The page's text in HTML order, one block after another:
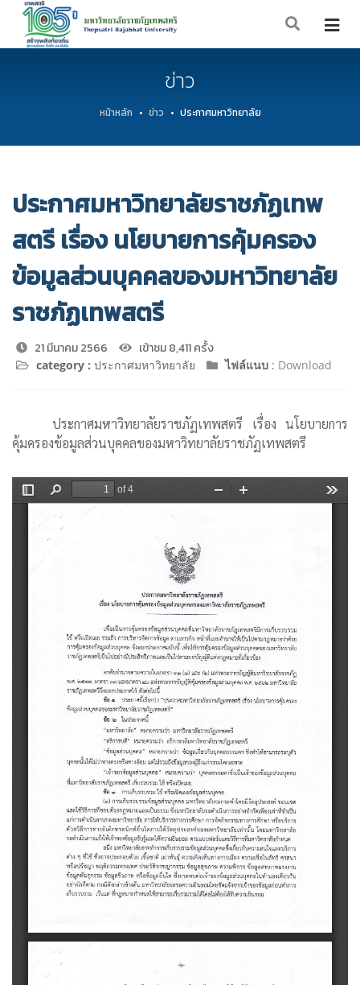
ข่าว
หน้าหลัก ข่าว ประกาศมหาวิทยาลัย
ประกาศมหาวิทยาลัยราชภัฏเทพ
สตรี เรื่อง นโยบายการคุ้มครอง
ข้อมูลส่วนบุคคลของมหาวิทยาลัย
ราชภัฏเทพสตรี
21 มีนาคม 2566 เข้าชม 8,411 ครั้ง
category : ประกาศมหาวิทยาลัย ไฟล์แนบ : Download
ประกาศมหาวิทยาลัยราชภัฏเทพสตรี เรื่อง นโยบายการ
คุ้มครองข้อมูลส่วนบุคคลของมหาวิทยาลัยราชภัฏเทพสตรี